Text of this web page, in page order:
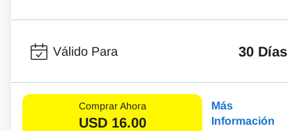
Válido Para 30 Días
Comprar Ahora
USD 16.00
Más
Información